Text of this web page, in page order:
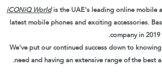
iCONiQ Worldis the UAE's leading online mobile
latest mobile phones and exciting accessories.
company in 2019.
We've put our continued success down to
need and having an extensive range of the best